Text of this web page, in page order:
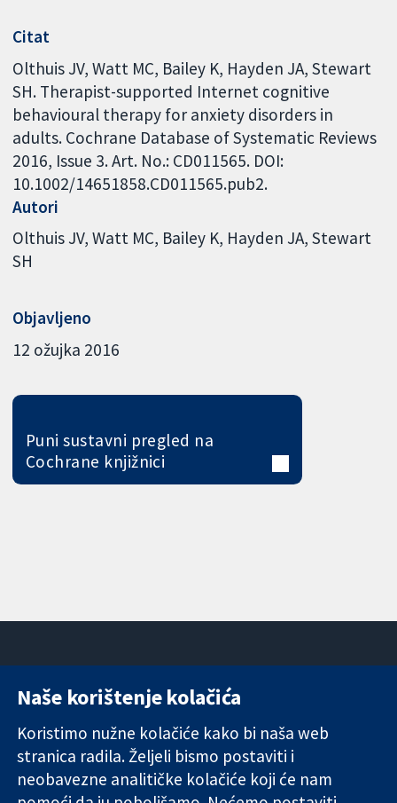
Citat
Olthuis JV, Watt MC, Bailey K, Hayden JA, Stewart
SH. Therapist-supported Internet cognitive
behavioural therapy for anxiety disorders in
adults. Cochrane Database of Systematic Reviews
2016, Issue 3. Art. No.: CD011565. DOI:
10.1002/14651858.CD011565.pub2.
Autori
Olthuis JV Watt MC Bailey K Hayden JA Stewart
SH
Objavljeno
12 ožujka 2016
Puni sustavni pregled na
Cochrane knjižnici
Pouzdani dokazi.
Utemeljeni
dokazi.
Bolje zdravlje.
11-13 Cavendish
London
W1G 0AN
Ujedinjeno
Kraljevstvo
Novosti
medije
O nama
Naše korištenje kolačića
Koristimo nužne kolačiće kako bi naša web
stranica radila. Željeli bismo postaviti i
neobavezne analitičke kolačiće koji će nam